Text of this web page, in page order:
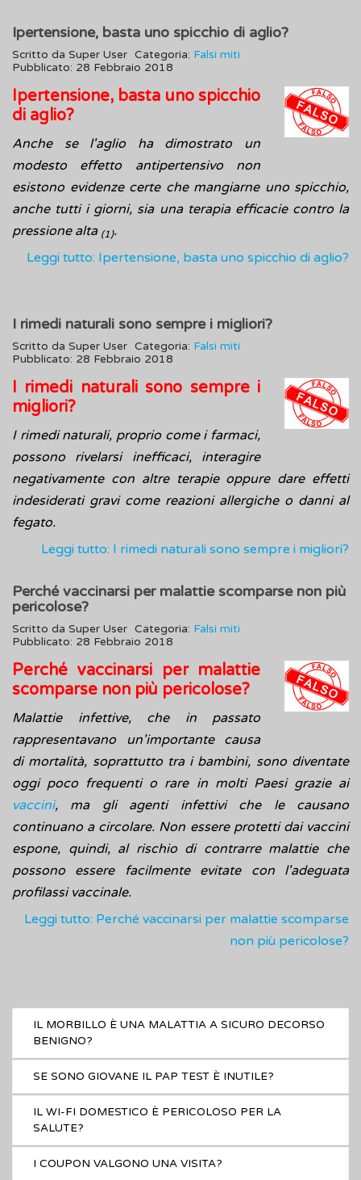
Ipertensione, basta uno spicchio di aglio?
Scritto da Super User Categoria: Falsi miti
Pubblicato: 28 Febbraio 2018
Ipertensione, basta uno spicchio
di aglio?
Anche se l'aglio ha dimostrato un
modesto effetto antipertensivo non
esistono evidenze certe che mangiarne uno spicchio,
anche tutti i giorni, sia una terapia efficacie contro la
pressione alta (1).
Leggi tutto: Ipertensione, basta uno spicchio di aglio?
I rimedi naturali sono sempre i migliori?
Scritto da Super User Categoria: Falsi miti
Pubblicato: 28 Febbraio 2018
I rimedi naturali sono sempre i
migliori?
I rimedi naturali, proprio come i farmaci,
possono rivelarsi inefficaci, interagire
negativamente con altre terapie oppure dare effetti
indesiderati gravi come reazioni allergiche o danni al
fegato.
Leggi tutto: I rimedi naturali sono sempre i migliori?
Perché vaccinarsi per malattie scomparse non più
pericolose?
Scritto da Super User Categoria: Falsi miti
Pubblicato: 28 Febbraio 2018
Perché vaccinarsi per malattie
scomparse non più pericolose?
Malattie infettive, che in passato
rappresentavano un'importante causa
di mortalità, soprattutto tra i bambini, sono diventate
oggi poco frequenti o rare in molti Paesi grazie ai
vaccini, ma gli agenti infettivi che le causano
continuano a circolare. Non essere protetti dai vaccini
espone, quindi, al rischio di contrarre malattie che
possono essere facilmente evitate con l'adeguata
profilassi vaccinale.
Leggi tutto: Perché vaccinarsi per malattie scomparse
non più pericolose?
IL MORBILLO È UNA MALATTIA A SICURO DECORSO
BENIGNO?
SE SONO GIOVANE IL PAP TEST È INUTILE?
IL WI-FI DOMESTICO È PERICOLOSO PER LA
SALUTE?
I COUPON VALGONO UNA VISITA?